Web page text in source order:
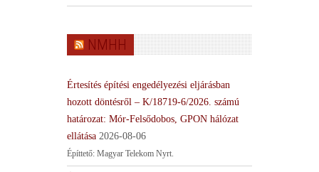
NMHH
Értesítés építési engedélyezési eljárásban
hozott döntésről – K/18719-6/2026. számú
határozat: Mór-Felsődobos, GPON hálózat
ellátása 2026-08-06
Építtető: Magyar Telekom Nyrt.